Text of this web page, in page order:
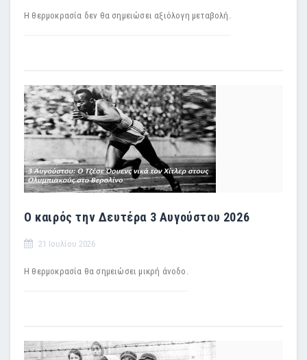
Η θερμοκρασία δεν θα σημειώσει αξιόλογη μεταβολή.
Ο καιρός την Δευτέρα 3 Αυγούστου 2026
21 Ιουλίου 2026
Η θερμοκρασία θα σημειώσει μικρή άνοδο.